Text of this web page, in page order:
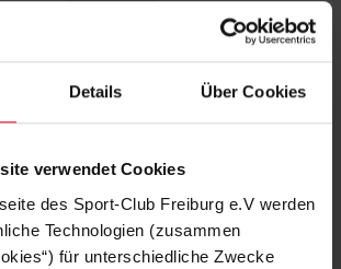
Details Über Cookies
verwendet Cookies
des Sport-Club Freiburg e.V werden
Technologien (zusammen
für unterschiedliche Zwecke
Futura Cap NIKE (weiß)
€ 29,95€ 19,95